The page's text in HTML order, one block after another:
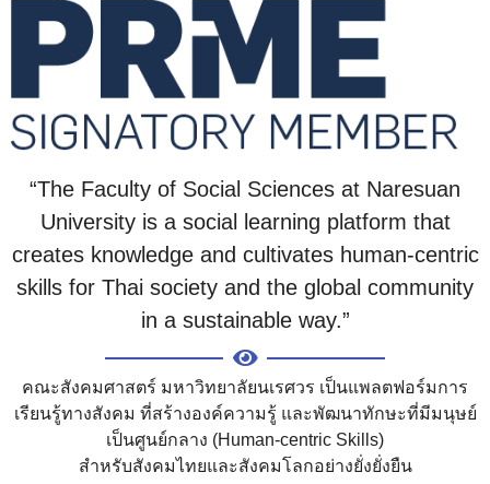
“The Faculty of Social Sciences at Naresuan
University is a social learning platform that
creates knowledge and cultivates human-centric
skills for Thai society and the global community
in a sustainable way.”
คณะสังคมศาสตร์ มหาวิทยาลัยนเรศวร เป็นแพลตฟอร์มการ
เรียนรู้ทางสังคม ที่สร้างองค์ความรู้ และพัฒนาทักษะที่มีมนุษย์
เป็นศูนย์กลาง (Human-centric Skills)
สำหรับสังคมไทยและสังคมโลกอย่างยั่งยั่งยืน